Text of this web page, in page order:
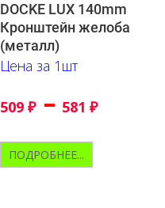
DOCKE LUX 140mm
Кронштейн желоба
(металл)
Цена за 1шт
509 ₽ – 581 ₽
ПОДРОБНЕЕ...